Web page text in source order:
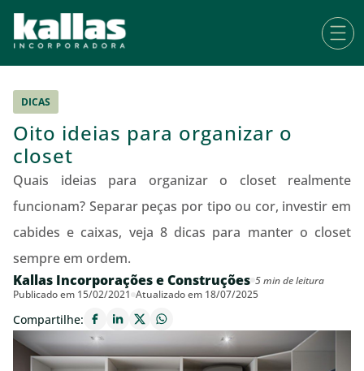
DICAS
Oito ideias para organizar o
closet
Quais ideias para organizar o closet realmente
funcionam? Separar peças por tipo ou cor, investir em
cabides e caixas, veja 8 dicas para manter o closet
sempre em ordem.
Kallas Incorporações e Construções 5 min de leitura
Publicado em 15/02/2021 Atualizado em 18/07/2025
Compartilhe: